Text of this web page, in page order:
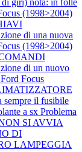
(1998>2004)
di una nuova
(1998>2004)
di un nuovo
Focus
sempre il fusibile
a sx Problema
SI AVVIA
DI
LAMPEGGIA